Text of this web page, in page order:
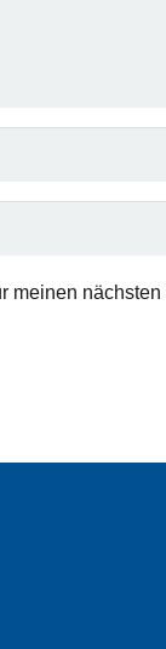
meinen